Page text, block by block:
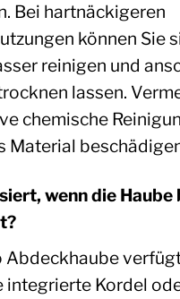
Bei hartnäckigeren
können Sie
reinigen und
lassen.
chemische
Material
wenn die Haube
Abdeckhaube
integrierte Kordel